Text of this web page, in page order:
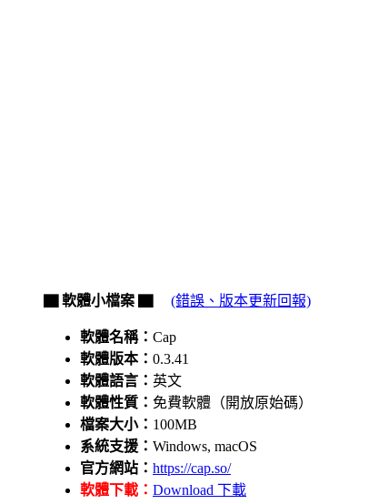
▇ 軟體小檔案 ▇ (錯誤、版本更新回報)
軟體名稱： Cap
軟體版本： 0.3.41
軟體語言： 英文
軟體性質： 免費軟體（開放原始碼）
檔案大小： 100MB
系統支援： Windows, macOS
官方網站： https://cap.so/
軟體下載： Download 下載